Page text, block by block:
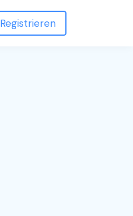
Registrieren